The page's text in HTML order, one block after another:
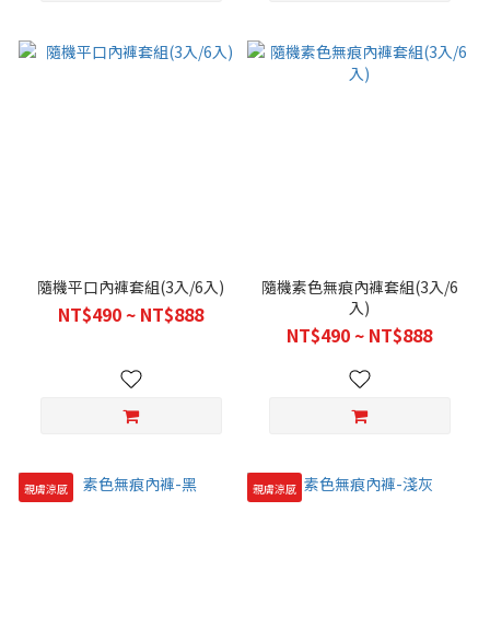
隨機平口內褲套組(3入/6入)
NT$490 ~ NT$888
隨機素色無痕內褲套組(3入/6
入)
NT$490 ~ NT$888
親膚涼感 親膚涼感